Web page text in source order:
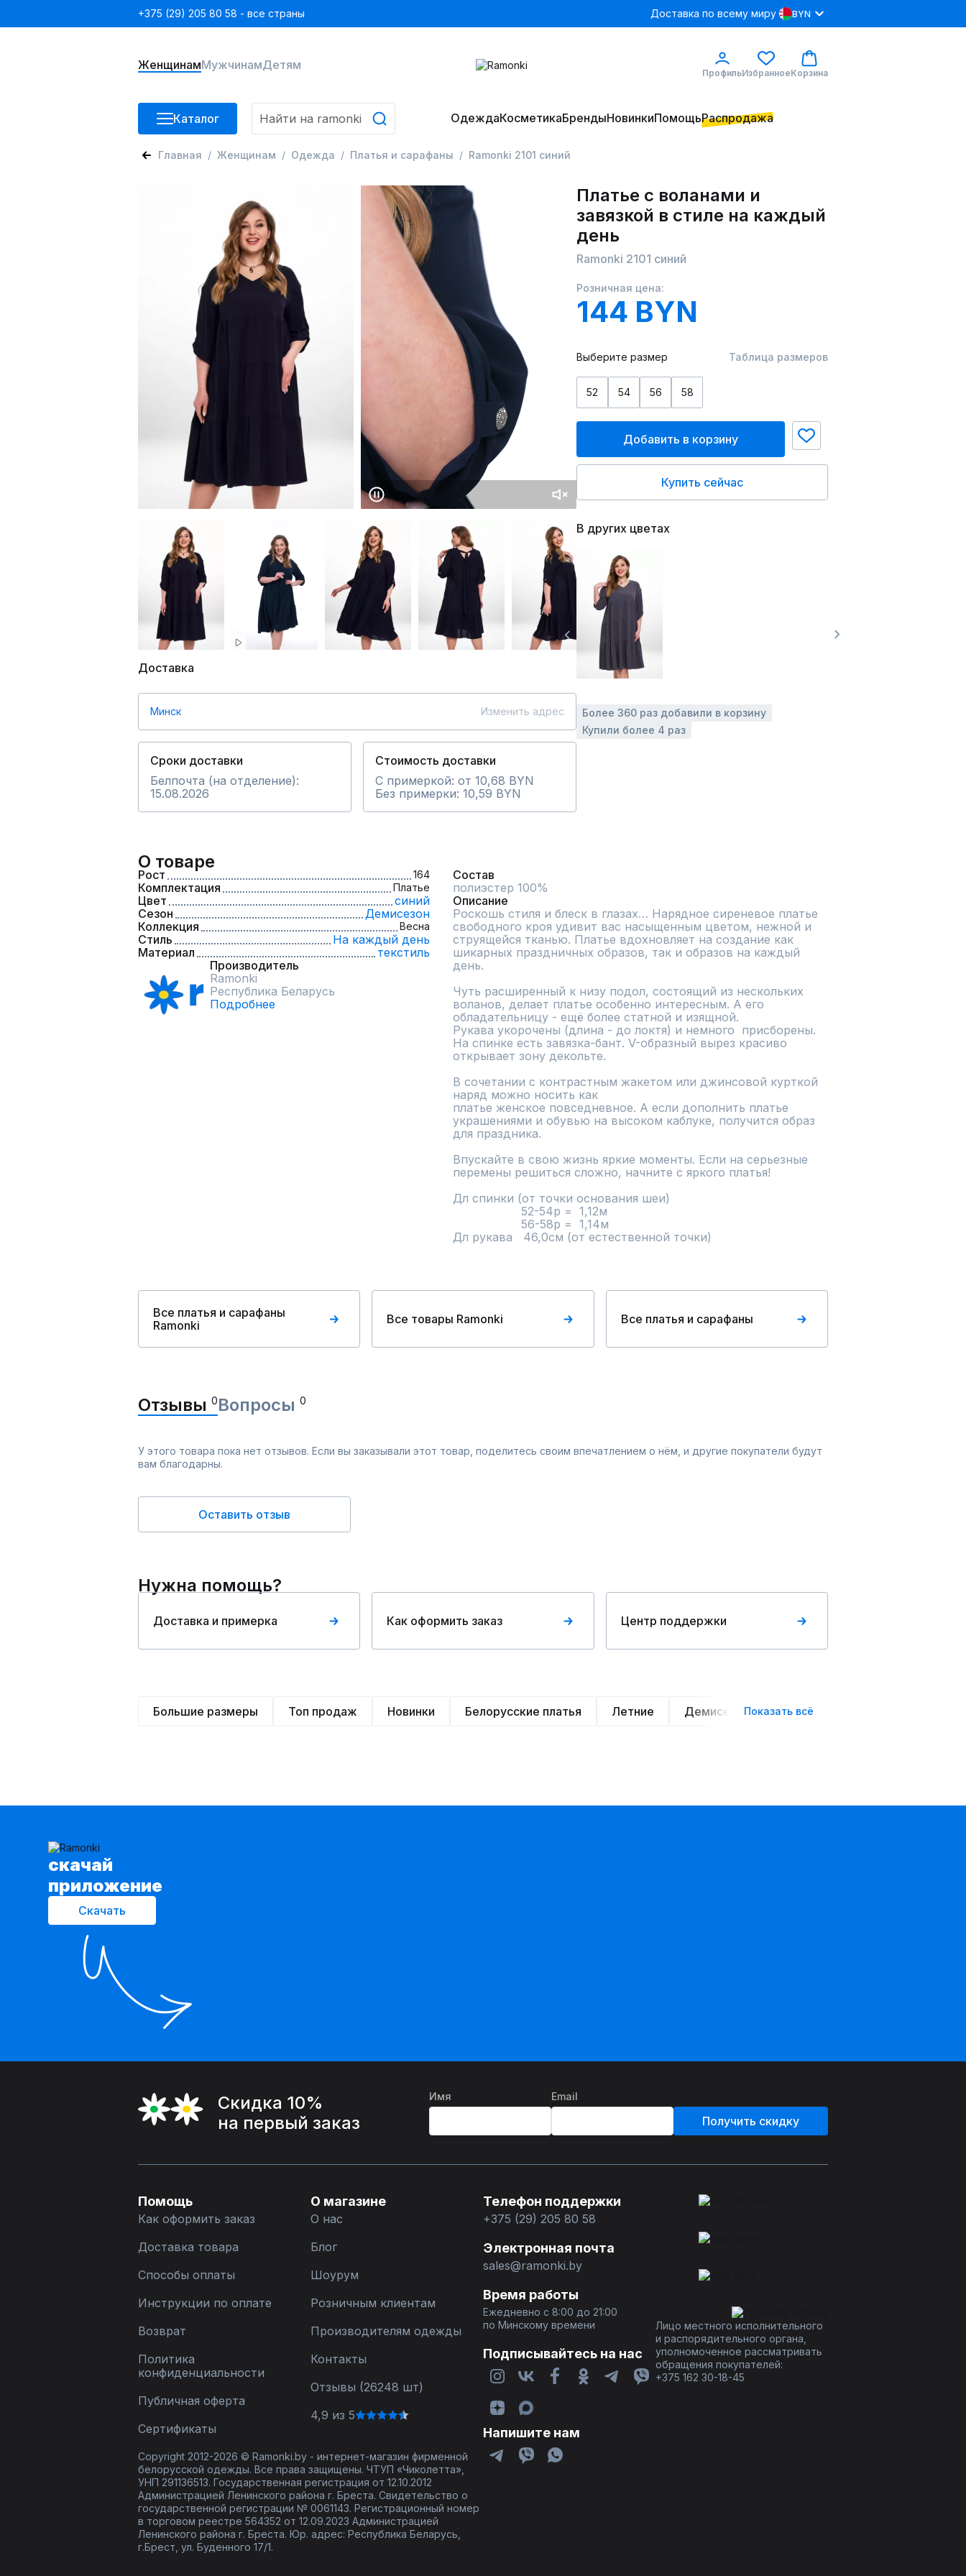
+375 (29) 205 80 58 - все страны Доставка по всему миру BYN
ЖенщинамМужчинамДетям
ПрофильИзбранноеКорзина
Каталог ОдеждаКосметикаБрендыНовинкиПомощьРаспродажа
Главная Женщинам Одежда Платья и сарафаны Ramonki 2101 синий
Доставка
Минск Изменить адрес
Сроки доставки
Белпочта (на отделение):
15.08.2026
Стоимость доставки
С примеркой: от 10,68 BYN
Без примерки: 10,59 BYN
Платье с воланами и
завязкой в стиле на каждый
день
Ramonki 2101 синий
Розничная цена:
144 BYN
Выберите размер Таблица размеров
52 54 56 58
Добавить в корзину
Купить сейчас
В других цветах
Более 360 раз добавили в корзину
Купили более 4 раз
О товаре
Рост 164
Комплектация Платье
Цвет
синий
Сезон
Демисезон
Коллекция
Весна
Стиль
На каждый день
Материал
текстиль
Производитель
Ramonki
Республика Беларусь
Подробнее
Состав
полиэстер 100%
Описание
Роскошь стиля и блеск в глазах… Нарядное сиреневое платье
свободного кроя удивит вас насыщенным цветом, нежной и
струящейся тканью. Платье вдохновляет на создание как
шикарных праздничных образов, так и образов на каждый
день.
Чуть расширенный к низу подол, состоящий из нескольких
воланов, делает платье особенно интересным. А его
обладательницу - ещё более статной и изящной.
Рукава укорочены (длина - до локтя) и немного  присборены.
На спинке есть завязка-бант. V-образный вырез красиво
открывает зону декольте.
В сочетании с контрастным жакетом или джинсовой курткой
наряд можно носить как
платье женское повседневное. А если дополнить платье
украшениями и обувью на высоком каблуке, получится образ
для праздника.
Впускайте в свою жизнь яркие моменты. Если на серьезные
перемены решиться сложно, начните с яркого платья!
Дл спинки (от точки основания шеи)
Дл рукава   46,0см (от естественной точки)
Все платья и сарафаны
Ramonki
Все товары Ramonki Все платья и сарафаны
Отзывы 0Вопросы 0
У этого товара пока нет отзывов. Если вы заказывали этот товар, поделитесь своим впечатлением о нём, и другие покупатели будут
вам благодарны.
Оставить отзыв
Нужна помощь?
Доставка и примерка Как оформить заказ Центр поддержки
Большие размеры Топ продаж Новинки Белорусские платья Летние Демисезонные Теплые
Показать всё
cкачай
приложение
Скачать
Скидка 10%
на первый заказ
Имя Email
Получить скидку
Помощь
Как оформить заказ
Доставка товара
Способы оплаты
Инструкции по оплате
Возврат
Политика
конфиденциальности
Публичная оферта
Сертификаты
О магазине
О нас
Блог
Шоурум
Розничным клиентам
Производителям одежды
Контакты
Отзывы (26248 шт)
4,9 из 5
Телефон поддержки
+375 (29) 205 80 58
Электронная почта
sales@ramonki.by
Время работы
Ежедневно с 8:00 до 21:00
по Минскому времени
Подписывайтесь на нас
Напишите нам
Лицо местного исполнительного
и распорядительного органа,
уполномоченное рассматривать
обращения покупателей:
+375 162 30-18-45
Copyright 2012-2026 © Ramonki.by - интернет-магазин фирменной
белорусской одежды. Все права защищены. ЧТУП «Чиколетта»,
УНП 291136513. Государственная регистрация от 12.10.2012
Администрацией Ленинского района г. Бреста. Свидетельство о
государственной регистрации № 0061143. Регистрационный номер
в торговом реестре 564352 от 12.09.2023 Администрацией
Ленинского района г. Бреста. Юр. адрес: Республика Беларусь,
г.Брест, ул. Буденного 17/1.